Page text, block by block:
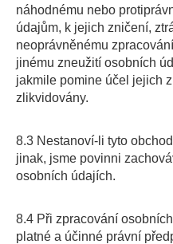
náhodnému nebo
údajům, k jejich zničení,
neoprávněnému
jinému zneužití osobních
jakmile pomine účel jejich
zlikvidovány.
8.3 Nestanoví-li tyto
jinak, jsme povinni
osobních údajích.
8.4 Při zpracování
platné a účinné právní